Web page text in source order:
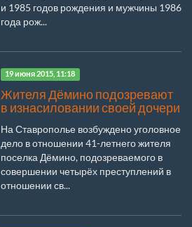
и 1985 годов рождения и мужчины 1986
года рож...
19 июня 2015, 11:18
Жителя Дёмино подозревают
в изнасиловании своей дочери
На Ставрополье возбуждено уголовное
дело в отношении 41-летнего жителя
поселка Дёмино, подозреваемого в
совершении четырёх преступлений в
отношении св...